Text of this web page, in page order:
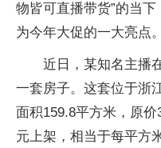
物皆可直播带货”的当
为今年大促的一大亮点。
近日，某知名主播
一套房子。这套位于浙
面积159.8平方米，原
元上架，相当于每平方